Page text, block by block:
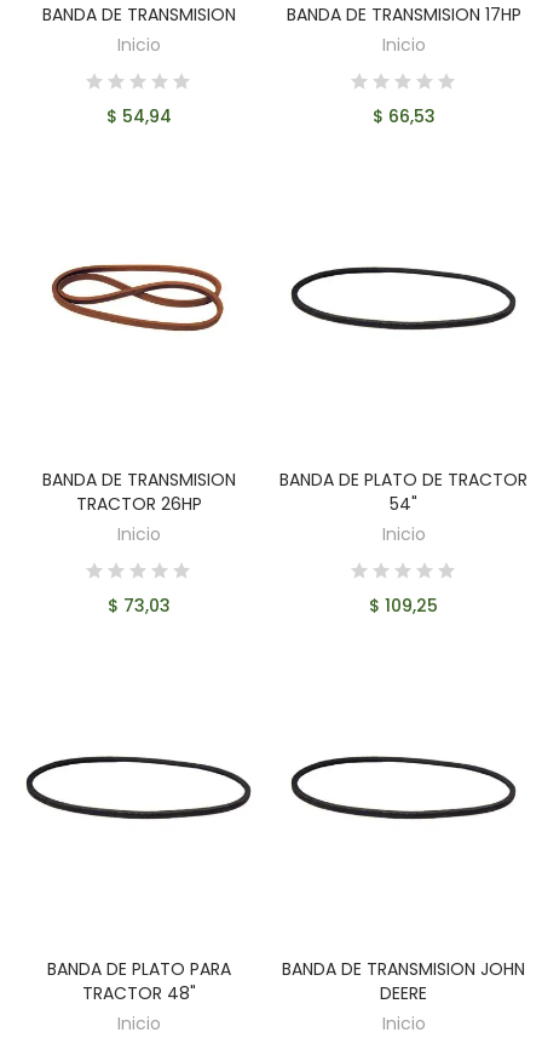
AÑADIR AL CARRITO
BANDA DE TRANSMISION
Inicio
$ 54,94
AÑADIR AL CARRITO
BANDA DE TRANSMISION 17HP
Inicio
$ 66,53
AÑADIR AL CARRITO
BANDA DE TRANSMISION
TRACTOR 26HP
Inicio
$ 73,03
AÑADIR AL CARRITO
BANDA DE PLATO DE TRACTOR
54"
Inicio
$ 109,25
AÑADIR AL CARRITO
BANDA DE PLATO PARA
TRACTOR 48"
Inicio
AÑADIR AL CARRITO
BANDA DE TRANSMISION JOHN
DEERE
Inicio